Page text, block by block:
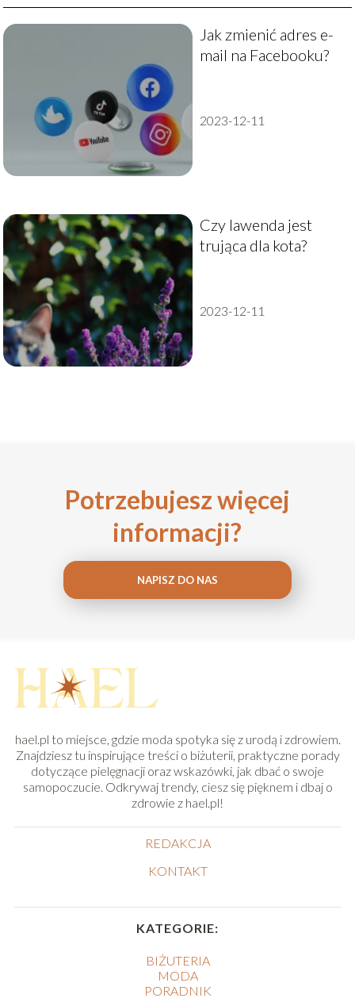
Jak zmienić adres e-
mail na Facebooku?
2023-12-11
Czy lawenda jest
trująca dla kota?
2023-12-11
Potrzebujesz więcej
informacji?
NAPISZ DO NAS
hael.pl to miejsce, gdzie moda spotyka się z urodą i zdrowiem.
Znajdziesz tu inspirujące treści o biżuterii, praktyczne porady
dotyczące pielęgnacji oraz wskazówki, jak dbać o swoje
samopoczucie. Odkrywaj trendy, ciesz się pięknem i dbaj o
zdrowie z hael.pl!
REDAKCJA
KONTAKT
KATEGORIE:
BIŻUTERIA
MODA
PORADNIK